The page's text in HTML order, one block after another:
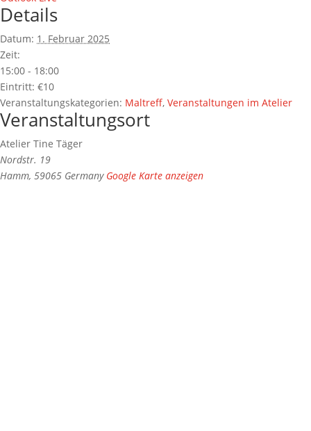
Details
Datum: 1. Februar 2025
Zeit:
15:00 - 18:00
Eintritt: €10
Veranstaltungskategorien: Maltreff, Veranstaltungen im Atelier
Veranstaltungsort
Atelier Tine Täger
Nordstr. 19
Hamm, 59065 Germany Google Karte anzeigen